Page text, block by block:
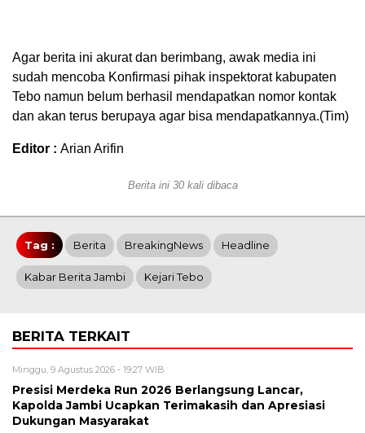
Agar berita ini akurat dan berimbang, awak media ini
sudah mencoba Konfirmasi pihak inspektorat kabupaten
Tebo namun belum berhasil mendapatkan nomor kontak
dan akan terus berupaya agar bisa mendapatkannya.(Tim)
Editor : Arian Arifin
Berita ini 30 kali dibaca
Tag : Berita BreakingNews Headline
Kabar Berita Jambi Kejari Tebo
BERITA TERKAIT
Minggu, 9 Agustus 2026 - 19:27 WIB
Presisi Merdeka Run 2026 Berlangsung Lancar,
Kapolda Jambi Ucapkan Terimakasih dan Apresiasi
Dukungan Masyarakat